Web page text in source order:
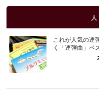
これが人気の連
く「連弾曲」ベ